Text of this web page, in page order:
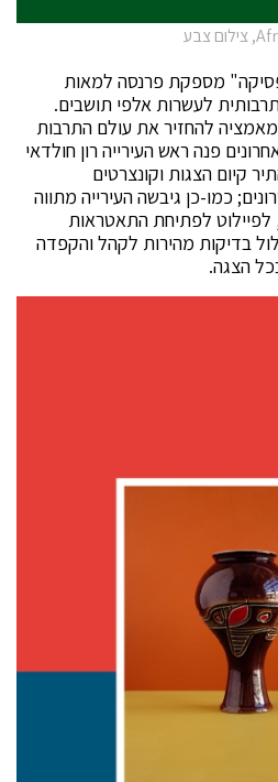
מספקת פרנסה למאות
לעשרות אלפי תושבים.
להחזיר את עולם התרבות
פנה ראש העירייה רון חולדאי
קיום הצגות וקונצרטים
כמו-כן גיבשה העירייה מתווה
לפיילוט לפתיחת התאטראות
בדיקות מהירות לקהל והקפדה
הצגה.